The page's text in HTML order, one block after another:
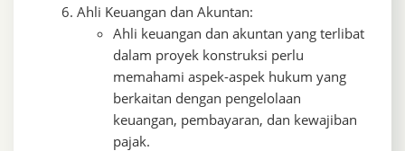
Ahli Keuangan dan Akuntan:
Ahli keuangan dan akuntan yang terlibat
dalam proyek konstruksi perlu
memahami aspek-aspek hukum yang
berkaitan dengan pengelolaan
keuangan, pembayaran, dan kewajiban
pajak.